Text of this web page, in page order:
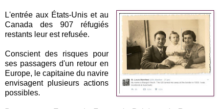
L'entrée aux États-Unis et au
Canada des 907 réfugiés
restants leur est refusée.
Conscient des risques pour
ses passagers d'un retour en
Europe, le capitaine du navire
envisagent plusieurs actions
possibles.